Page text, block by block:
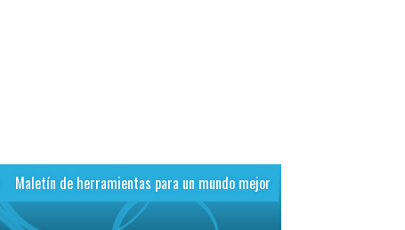
Maletín de herramientas para un mundo mejor